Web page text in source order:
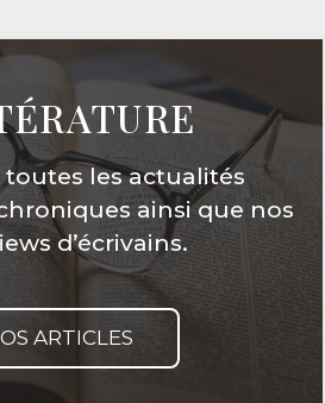
toutes les actualités
ainsi que nos
d’écrivains.
ARTICLES